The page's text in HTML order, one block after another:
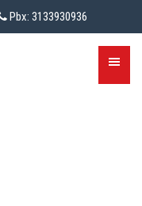
Pbx: 3133930936